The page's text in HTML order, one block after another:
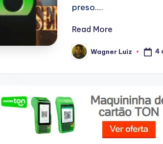
preso.…
Read More
Posted
by
Wagner Luiz 4